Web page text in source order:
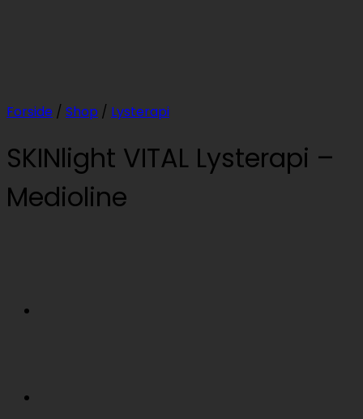
Forside / Shop / Lysterapi
SKINlight VITAL Lysterapi –
Medioline